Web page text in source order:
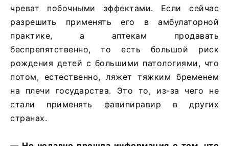
чреват побочными эффектами. Если сейчас
разрешить применять его в амбулаторной
практике, а аптекам продавать
беспрепятственно, то есть большой риск
рождения детей с большими патологиями, что
потом, естественно, ляжет тяжким бременем
на плечи государства. Это то, из-за чего не
стали применять фавипиравир в других
странах.